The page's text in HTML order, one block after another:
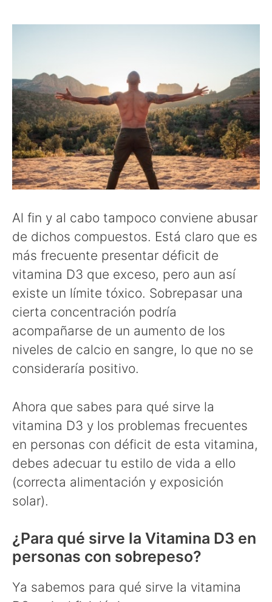
Al fin y al cabo tampoco conviene abusar
de dichos compuestos. Está claro que es
más frecuente presentar déficit de
vitamina D3 que exceso, pero aun así
existe un límite tóxico. Sobrepasar una
cierta concentración podría
acompañarse de un aumento de los
niveles de calcio en sangre, lo que no se
consideraría positivo.
Ahora que sabes para qué sirve la
vitamina D3 y los problemas frecuentes
en personas con déficit de esta vitamina,
debes adecuar tu estilo de vida a ello
(correcta alimentación y exposición
solar).
¿Para qué sirve la Vitamina D3 en
personas con sobrepeso?
Ya sabemos para qué sirve la vitamina